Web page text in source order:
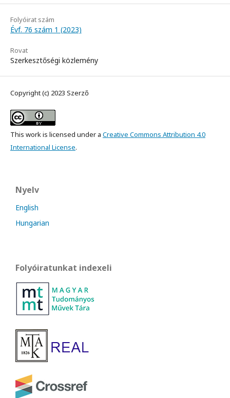
Folyóirat szám
Évf. 76 szám 1 (2023)
Rovat
Szerkesztőségi közlemény
Copyright (c) 2023 Szerző
This work is licensed under a Creative Commons Attribution 4.0
International License.
Nyelv
English
Hungarian
Folyóiratunkat indexeli